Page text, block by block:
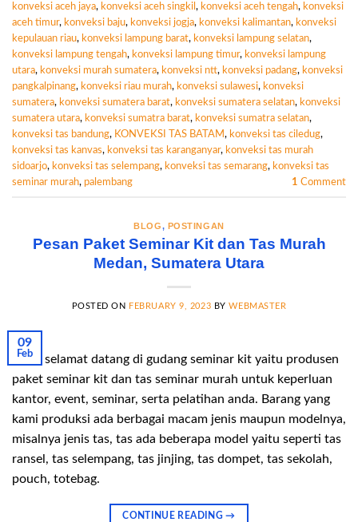
konveksi aceh jaya, konveksi aceh singkil , konveksi aceh tengah, konveksi
aceh timur, konveksi baju, konveksi jogja, konveksi kalimantan, konveksi
kepulauan riau, konveksi lampung barat, konveksi lampung selatan,
konveksi lampung tengah, konveksi lampung timur, konveksi lampung
utara, konveksi murah sumatera, konveksi ntt, konveksi padang, konveksi
pangkalpinang, konveksi riau murah, konveksi sulawesi, konveksi
sumatera, konveksi sumatera barat, konveksi sumatera selatan, konveksi
sumatera utara, konveksi sumatra barat, konveksi sumatra selatan,
konveksi tas bandung, KONVEKSI TAS BATAM, konveksi tas ciledug,
konveksi tas kanvas, konveksi tas karanganyar, konveksi tas murah
sidoarjo, konveksi tas selempang, konveksi tas semarang, konveksi tas
seminar murah, palembang 1 Comment
BLOG, POSTINGAN
Pesan Paket Seminar Kit dan Tas Murah
Medan, Sumatera Utara
POSTED ON FEBRUARY 9, 2023 BYWEBMASTER
09
Feb
Hallo selamat datang di gudang seminar kit yaitu produsen
paket seminar kit dan tas seminar murah untuk keperluan
kantor, event, seminar, serta pelatihan anda. Barang yang
kami produksi ada berbagai macam jenis maupun modelnya,
misalnya jenis tas, tas ada beberapa model yaitu seperti tas
ransel, tas selempang, tas jinjing, tas dompet, tas sekolah,
pouch, totebag.
CONTINUE READING→